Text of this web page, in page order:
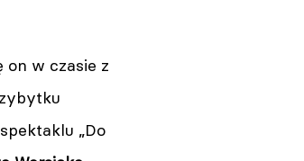
w czasie z
„Do